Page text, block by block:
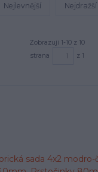
Nejlevnější Nejdražší
Zobrazuji 1-10 z 10
strana
z 1